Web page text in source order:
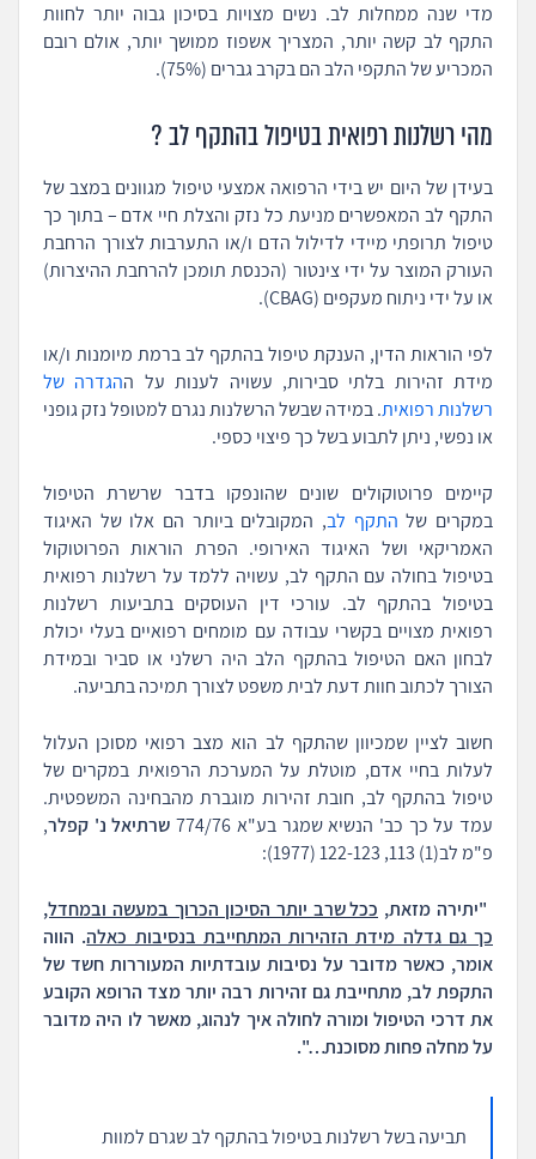
מדי שנה ממחלות לב. נשים מצויות בסיכון גבוה יותר לחוות
התקף לב קשה יותר, המצריך אשפוז ממושך יותר, אולם רובם
המכריע של התקפי הלב הם בקרב גברים (75%).
מהי רשלנות רפואית בטיפול בהתקף לב ?
בעידן של היום יש בידי הרפואה אמצעי טיפול מגוונים במצב של
התקף לב המאפשרים מניעת כל נזק והצלת חיי אדם – בתוך כך
טיפול תרופתי מיידי לדילול הדם ו/או התערבות לצורך הרחבת
העורק המוצר על ידי צינטור (הכנסת תומכן להרחבת ההיצרות)
או על ידי ניתוח מעקפים (CBAG).
לפי הוראות הדין, הענקת טיפול בהתקף לב ברמת מיומנות ו/או
מידת זהירות בלתי סבירות, עשויה לענות על ההגדרה של
רשלנות רפואית. במידה שבשל הרשלנות נגרם למטופל נזק גופני
או נפשי, ניתן לתבוע בשל כך פיצוי כספי.
קיימים פרוטוקולים שונים שהונפקו בדבר שרשרת הטיפול
במקרים של התקף לב, המקובלים ביותר הם אלו של האיגוד
האמריקאי ושל האיגוד האירופי. הפרת הוראות הפרוטוקול
בטיפול בחולה עם התקף לב, עשויה ללמד על רשלנות רפואית
בטיפול בהתקף לב. עורכי דין העוסקים בתביעות רשלנות
רפואית מצויים בקשרי עבודה עם מומחים רפואיים בעלי יכולת
לבחון האם הטיפול בהתקף הלב היה רשלני או סביר ובמידת
הצורך לכתוב חוות דעת לבית משפט לצורך תמיכה בתביעה.
חשוב לציין שמכיוון שהתקף לב הוא מצב רפואי מסוכן העלול
לעלות בחיי אדם, מוטלת על המערכת הרפואית במקרים של
טיפול בהתקף לב, חובת זהירות מוגברת מהבחינה המשפטית.
עמד על כך כב' הנשיא שמגר בע"א 774/76
שרתיאל נ' קפלר,
פ"מ לב(1) 113, 122-123 (1977):
"יתירה מזאת, ככל שרב יותר הסיכון הכרוך במעשה ובמחדל,
כך גם גדלה מידת הזהירות המתחייבת בנסיבות כאלה. הווה
אומר, כאשר מדובר על נסיבות עובדתיות המעוררות חשד של
התקפת לב, מתחייבת גם זהירות רבה יותר מצד הרופא הקובע
את דרכי הטיפול ומורה לחולה איך לנהוג, מאשר לו היה מדובר
על מחלה פחות מסוכנת…".
תביעה בשל רשלנות בטיפול בהתקף לב שגרם למוות